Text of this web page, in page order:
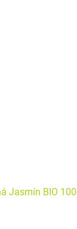
Jasmín BIO